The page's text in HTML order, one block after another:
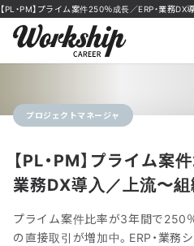
【PL・PM】プライム案件250％成長／ERP・業務
プロジェクトマネージャ
【PL・PM】プライム案
業務DX導入／上流〜組
プライム案件比率が3年間で250
の直接取引が増加中。ERP・業務